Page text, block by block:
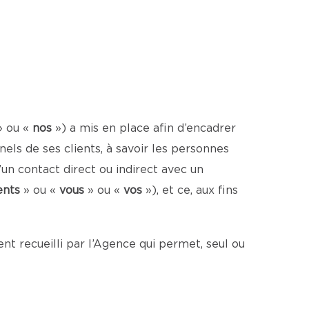
ou « nos ») a mis en place afin d’encadrer
de ses clients, à savoir les personnes
contact direct ou indirect avec un
» ou « vous » ou « vos »), et ce, aux fins
recueilli par l’Agence qui permet, seul ou